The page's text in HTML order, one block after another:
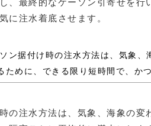
、最終的なケーソン引寄せを行
に注水着底させます。
ン据付け時の注水方法は、気象、
ために、できる限り短時間で、か
の注水方法は、気象、海象の変